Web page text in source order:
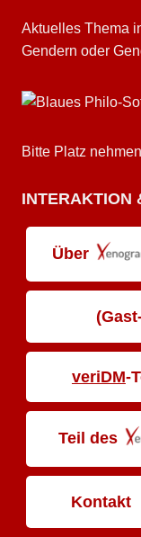
Aktuelles Thema
Gendern oder
Bitte Platz
INTERAKTION
Über
veriDM-
Teil des
Kontakt